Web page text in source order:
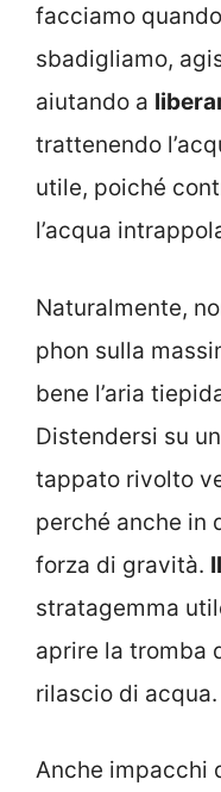
facciamo
sbadigliamo,
aiutando a
trattenendo
utile, poiché
l’acqua
Naturalmente,
phon sulla
bene l’aria
Distendersi su
tappato rivolto
perché anche in
forza di gravità.
stratagemma
aprire la tromba
rilascio di acqua.
Anche impacchi